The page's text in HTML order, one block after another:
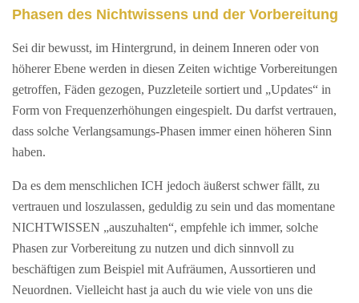
Phasen des Nichtwissens und der Vorbereitung
Sei dir bewusst, im Hintergrund, in deinem Inneren oder von
höherer Ebene werden in diesen Zeiten wichtige Vorbereitungen
getroffen, Fäden gezogen, Puzzleteile sortiert und „Updates“ in
Form von Frequenzerhöhungen eingespielt. Du darfst vertrauen,
dass solche Verlangsamungs-Phasen immer einen höheren Sinn
haben.
Da es dem menschlichen ICH jedoch äußerst schwer fällt, zu
vertrauen und loszulassen, geduldig zu sein und das momentane
NICHTWISSEN „auszuhalten“, empfehle ich immer, solche
Phasen zur Vorbereitung zu nutzen und dich sinnvoll zu
beschäftigen zum Beispiel mit Aufräumen, Aussortieren und
Neuordnen. Vielleicht hast ja auch du wie viele von uns die